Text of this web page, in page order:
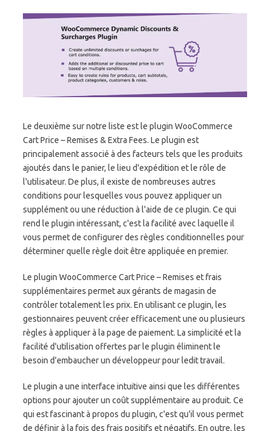
Le deuxième sur notre liste est le plugin WooCommerce
Cart Price – Remises & Extra Fees. Le plugin est
principalement associé à des facteurs tels que les produits
ajoutés dans le panier, le lieu d'expédition et le rôle de
l'utilisateur. De plus, il existe de nombreuses autres
conditions pour lesquelles vous pouvez appliquer un
supplément ou une réduction à l'aide de ce plugin. Ce qui
rend le plugin intéressant, c'est la facilité avec laquelle il
vous permet de configurer des règles conditionnelles pour
déterminer quelle règle doit être appliquée en premier.
Le plugin WooCommerce Cart Price – Remises et frais
supplémentaires permet aux gérants de magasin de
contrôler totalement les prix. En utilisant ce plugin, les
gestionnaires peuvent créer efficacement une ou plusieurs
règles à appliquer à la page de paiement. La simplicité et la
facilité d'utilisation offertes par le plugin éliminent le
besoin d'embaucher un développeur pour ledit travail.
Le plugin a une interface intuitive ainsi que les différentes
options pour ajouter un coût supplémentaire au produit. Ce
qui est fascinant à propos du plugin, c'est qu'il vous permet
de définir à la fois des frais positifs et négatifs. En outre, les